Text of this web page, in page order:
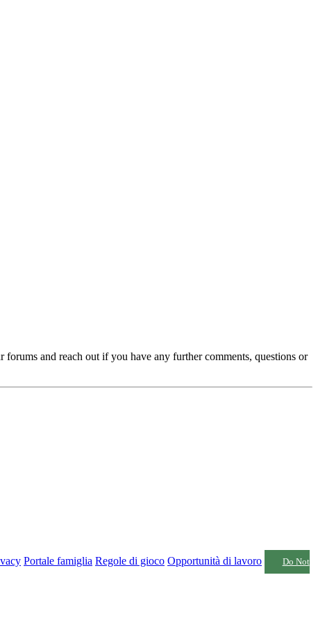
forums and reach out if you have any further comments, questions or
Portale famiglia Regole di gioco Opportunità di lavoro
Do Not